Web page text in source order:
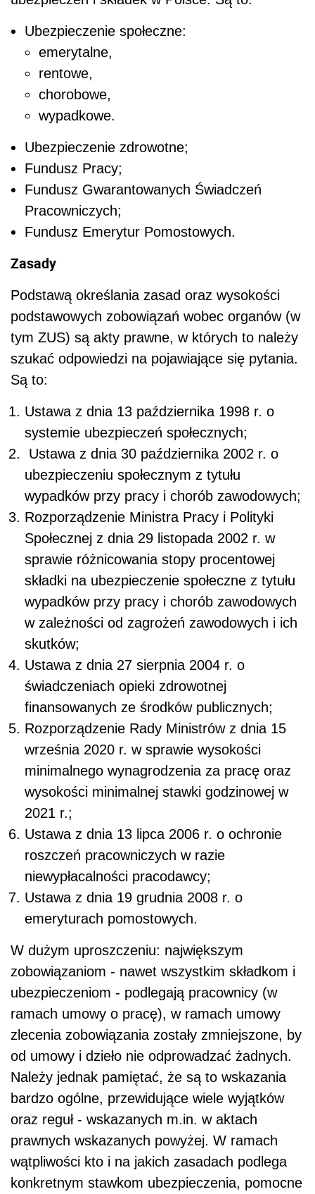
Ubezpieczenie społeczne:
emerytalne,
rentowe,
chorobowe,
wypadkowe.
Ubezpieczenie zdrowotne;
Fundusz Pracy;
Fundusz Gwarantowanych Świadczeń
Pracowniczych;
Fundusz Emerytur Pomostowych.
Zasady
Podstawą określania zasad oraz wysokości
podstawowych zobowiązań wobec organów (w
tym ZUS) są akty prawne, w których to należy
szukać odpowiedzi na pojawiające się pytania.
Są to:
Ustawa z dnia 13 października 1998 r. o
systemie ubezpieczeń społecznych;
Ustawa z dnia 30 października 2002 r. o
ubezpieczeniu społecznym z tytułu
wypadków przy pracy i chorób zawodowych;
Rozporządzenie Ministra Pracy i Polityki
Społecznej z dnia 29 listopada 2002 r. w
sprawie różnicowania stopy procentowej
składki na ubezpieczenie społeczne z tytułu
wypadków przy pracy i chorób zawodowych
w zależności od zagrożeń zawodowych i ich
skutków;
Ustawa z dnia 27 sierpnia 2004 r. o
świadczeniach opieki zdrowotnej
finansowanych ze środków publicznych;
Rozporządzenie Rady Ministrów z dnia 15
września 2020 r. w sprawie wysokości
minimalnego wynagrodzenia za pracę oraz
wysokości minimalnej stawki godzinowej w
2021 r.;
Ustawa z dnia 13 lipca 2006 r. o ochronie
roszczeń pracowniczych w razie
niewypłacalności pracodawcy;
Ustawa z dnia 19 grudnia 2008 r. o
emeryturach pomostowych.
W dużym uproszczeniu: największym
zobowiązaniom - nawet wszystkim składkom i
ubezpieczeniom - podlegają pracownicy (w
ramach umowy o pracę), w ramach umowy
zlecenia zobowiązania zostały zmniejszone, by
od umowy i dzieło nie odprowadzać żadnych.
Należy jednak pamiętać, że są to wskazania
bardzo ogólne, przewidujące wiele wyjątków
oraz reguł - wskazanych m.in. w aktach
prawnych wskazanych powyżej. W ramach
wątpliwości kto i na jakich zasadach podlega
konkretnym stawkom ubezpieczenia, pomocne